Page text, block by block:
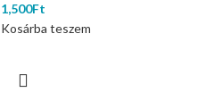
1,500Ft
Kosárba teszem